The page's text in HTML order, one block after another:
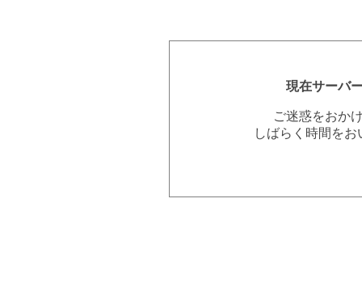
現在サーバ
ご迷惑をおか
しばらく時間を